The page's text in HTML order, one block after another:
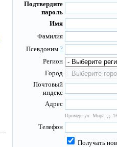
Подтвердите
пароль
Имя
Фамилия
Псевдоним ?
Регион
Город
Почтовый
индекс
Адрес
Пример: ул. Мира, д.
Телефон
Получать